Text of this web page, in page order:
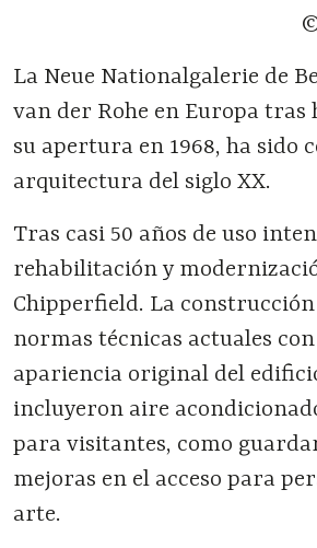
La Neue Nationalgalerie de
van der Rohe en Europa tras
su apertura en 1968, ha sido
arquitectura del siglo XX.
Tras casi 50 años de uso
rehabilitación y
Chipperfield. La
normas técnicas actuales
apariencia original del
incluyeron aire
para visitantes, como
mejoras en el acceso para
arte.